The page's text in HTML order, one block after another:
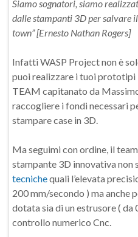
Siamo sognatori, siamo
dalle stampanti 3D per salvare
town” [Ernesto Nathan Rogers]
Infatti WASP Project non è
puoi realizzare i tuoi prototipi
TEAM capitanato da
raccogliere i fondi necessari
stampare case in 3D.
Ma seguimi con ordine, il
stampante 3D innovativa non
tecnichequali l’elevata
200 mm/secondo ) ma anche
dotata sia di un estrusore ( da
controllo numerico Cnc.